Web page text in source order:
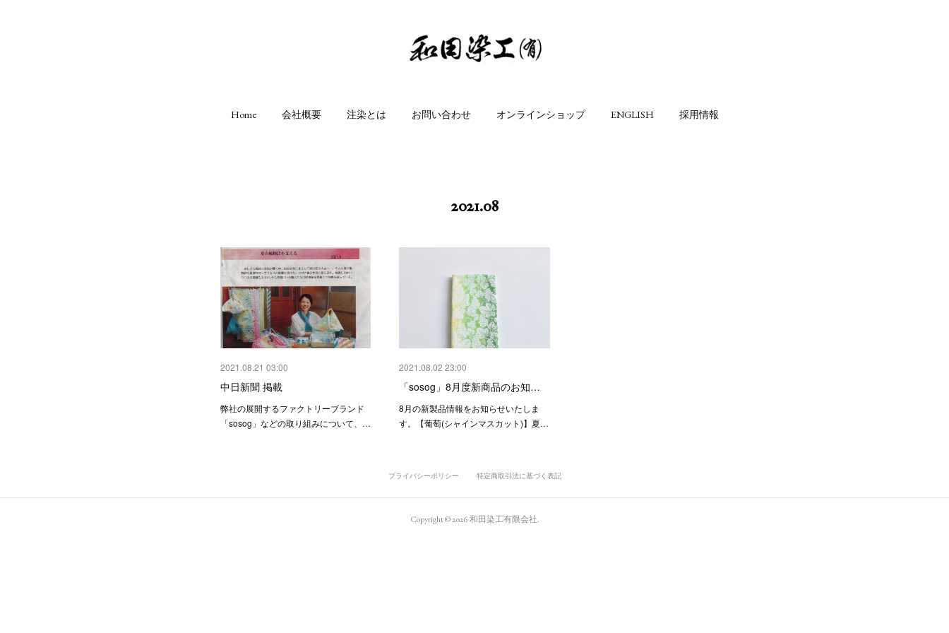
Home 会社概要 注染とは お問い合わせ オンラインショップ ENGLISH 採用情報
2021.08
2021.08.21 03:00
中日新聞 掲載
弊社の展開するファクトリーブランド
「sosog」などの取り組みについて、…
2021.08.02 23:00
「sosog」8月度新商品のお知…
8月の新製品情報をお知らせいたしま
す。【葡萄(シャインマスカット)】夏…
プライバシーポリシー 特定商取引法に基づく表記
Copyright ©2026和田染工有限会社.